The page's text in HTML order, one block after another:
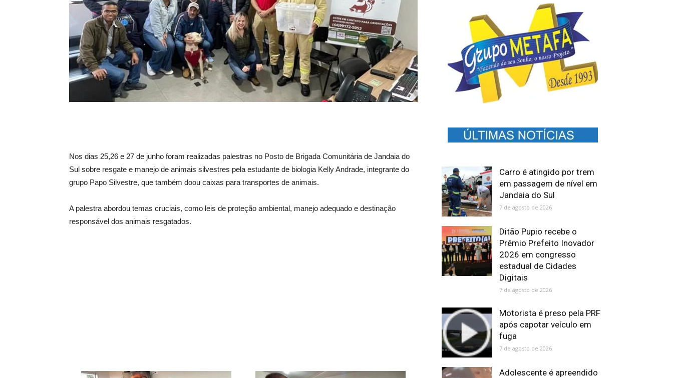
Nos dias 25,26 e 27 de junho foram realizadas palestras no Posto de Brigada Comunitária de Jandaia do
Sul sobre resgate e manejo de animais silvestres pela estudante de biologia Kelly Andrade, integrante do
grupo Papo Silvestre, que também doou caixas para transportes de animais.
A palestra abordou temas cruciais, como leis de proteção ambiental, manejo adequado e destinação
responsável dos animais resgatados.
Carro é atingido por trem
em passagem de nível em
Jandaia do Sul
7 de agosto de 2026
Ditão Pupio recebe o
Prêmio Prefeito Inovador
2026 em congresso
estadual de Cidades
Digitais
7 de agosto de 2026
Motorista é preso pela PRF
após capotar veículo em
fuga
7 de agosto de 2026
Adolescente é apreendido